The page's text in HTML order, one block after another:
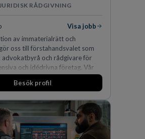
JURIDISK RÅDGIVNING
Visa jobb
av immaterialrätt och
oss till förstahandsvalet som
advokatbyrå och rådgivare för
och idédrivna företag. Vår
IP-tillgångar har gett oss en
position. Våra klienter väljer
och kommersialisera
tillgångar.
Besök profil